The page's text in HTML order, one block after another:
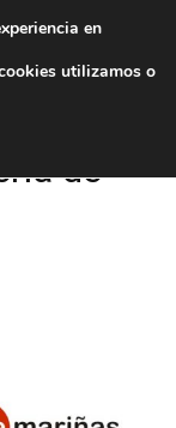
de
en
utilizamos o